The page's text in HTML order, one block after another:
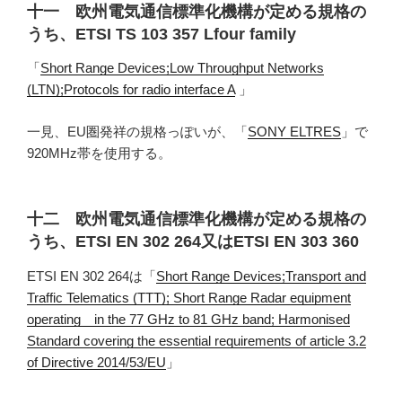
十一 欧州電気通信標準化機構が定める規格の
うち、ETSI TS 103 357 Lfour family
「Short Range Devices;Low Throughput Networks
(LTN);Protocols for radio interface A」
一見、EU圏発祥の規格っぽいが、「SONY ELTRES 」で
920MHz帯を使用する。
十二 欧州電気通信標準化機構が定める規格の
うち、ETSI EN 302 264又はETSI EN 303 360
ETSI EN 302 264は「Short Range Devices;Transport and
Traffic Telematics (TTT); Short Range Radar equipment
operating in the 77 GHz to 81 GHz band; Harmonised
Standard covering the essential requirements of article 3.2
of Directive 2014/53/EU 」